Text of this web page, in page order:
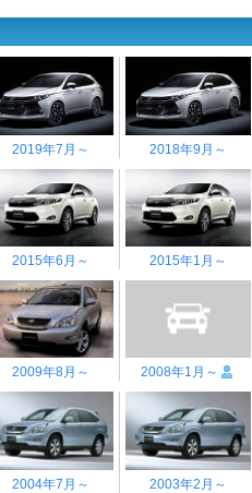
2019年7月～ 2018年9月～
2015年6月～ 2015年1月～
2009年8月～ 2008年1月～
2004年7月～ 2003年2月～